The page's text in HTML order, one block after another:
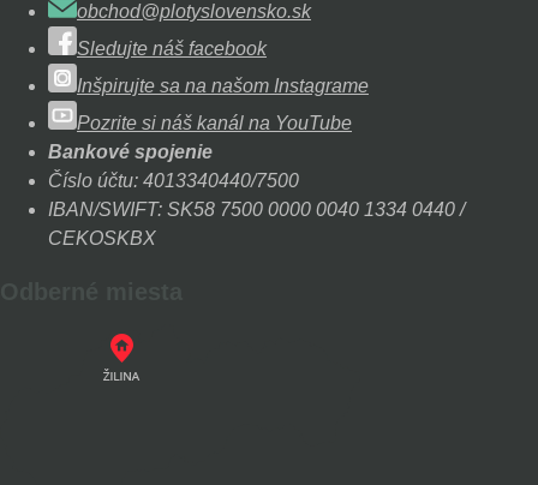
obchod@plotyslovensko.sk
Sledujte náš facebook
Inšpirujte sa na našom Instagrame
Pozrite si náš kanál na YouTube
Bankové spojenie
Číslo účtu: 4013340440/7500
IBAN/SWIFT: SK58 7500 0000 0040 1334 0440 /
CEKOSKBX